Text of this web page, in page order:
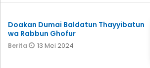
Doakan Dumai Baldatun Thayyibatun
wa Rabbun Ghofur
Berita 13 Mei 2024